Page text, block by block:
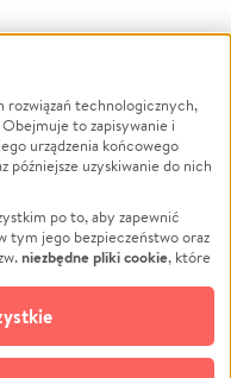
Powódź
Wichura
NGO
Edukacja
Podróż
Impreza
Ochrona środowiska
Biznes
rozwiązań technologicznych,
to zapisywanie i
urządzenia końcowego
uzyskiwanie do nich
po to, aby zapewnić
tym jego bezpieczeństwo oraz
niezbędne pliki cookie, które
Możesz wyrazić
momencie masz
„Zarządzaj zgodami cookie”,